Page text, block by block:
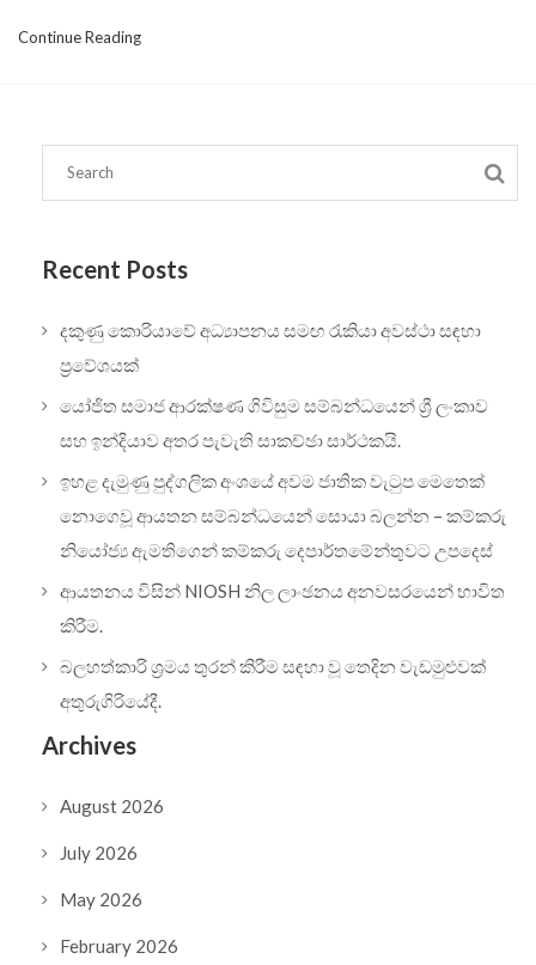
Continue Reading
Recent Posts
දකුණු කොරියාවේ අධ්‍යාපනය සමඟ රැකියා අවස්ථා සඳහා
ප්‍රවේශයක්
යෝජිත සමාජ ආරක්ෂණ ගිවිසුම සම්බන්ධයෙන් ශ්‍රී ලංකාව
සහ ඉන්දියාව අතර පැවැති සාකච්ඡා සාර්ථකයි.
ඉහළ දැමුණු පුද්ගලික අංශයේ අවම ජාතික වැටුප මෙතෙක්
නොගෙවූ ආයතන සම්බන්ධයෙන් සොයා බලන්න – කම්කරු
නියෝජ්‍ය ඇමතිගෙන් කම්කරු දෙපාර්තමේන්තුවට උපදෙස්
ආයතනය විසින් NIOSH නිල ලාංඡනය අනවසරයෙන් භාවිත
කිරීම.
බලහත්කාරි ශ්‍රමය තුරන් කිරීම සඳහා වූ තෙදින වැඩමුළුවක්
අතුරුගිරියේදී.
Archives
August 2026
July 2026
May 2026
February 2026